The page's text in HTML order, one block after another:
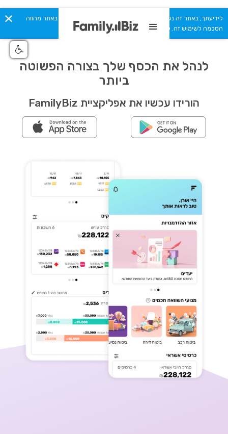
לנהל את הכסף שלך בצורה הפשוטה
ביותר
הורידו עכשיו את אפליקציית FamilyBiz
לידיעתך, באתר זה נעשה שימוש בקבצי Cookies. המשך גלישתך באתר מהווה
הסכמה לשימוש זה. למידע נוסף ניתן לעיין במדיניות הפרטיות.